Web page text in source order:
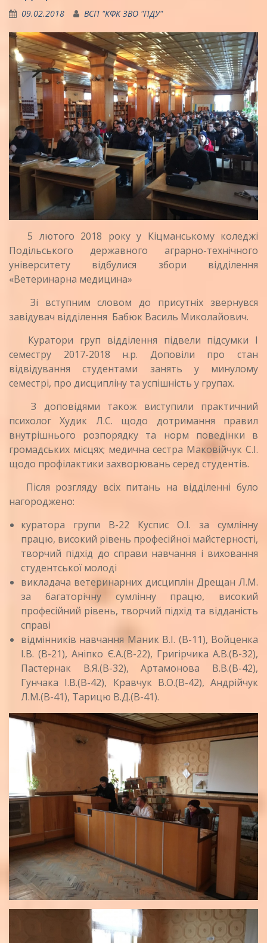
09.02.2018 ВСП "КФК ЗВО "ПДУ"
5 лютого 2018 року у Кіцманському коледжі
Подільського державного аграрно-технічного
університету відбулися збори відділення
«Ветеринарна медицина»
Зі вступним словом до присутніх звернувся
завідувач відділення Бабюк Василь Миколайович.
Куратори груп відділення підвели підсумки І
семестру 2017-2018 н.р. Доповіли про стан
відвідування студентами занять у минулому
семестрі, про дисципліну та успішність у групах.
З доповідями також виступили практичний
психолог Худик Л.С. щодо дотримання правил
внутрішнього розпорядку та норм поведінки в
громадських місцях; медична сестра Маковійчук С.І.
щодо профілактики захворювань серед студентів.
Після розгляду всіх питань на відділенні було
нагороджено:
куратора групи В-22 Куспис О.І. за сумлінну
працю, високий рівень професійної майстерності,
творчий підхід до справи навчання і виховання
студентської молоді
викладача ветеринарних дисциплін Дрещан Л.М.
за багаторічну сумлінну працю, високий
професійний рівень, творчий підхід та відданість
справі
відмінників навчання Маник В.І. (В-11), Войценка
І.В. (В-21), Аніпко Є.А.(В-22), Григірчика А.В.(В-32),
Пастернак В.Я.(В-32), Артамонова В.В.(В-42),
Гунчака І.В.(В-42), Кравчук В.О.(В-42), Андрійчук
Л.М.(В-41), Тарицю В.Д.(В-41).